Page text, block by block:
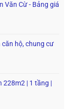
Văn Cừ - Bảng giá
căn hộ, chung cư
228m2 | 1 tầng |